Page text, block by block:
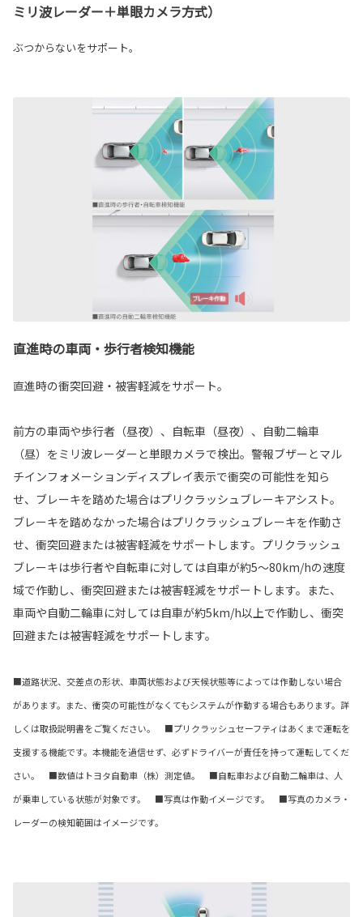
ミリ波レーダー＋単眼カメラ方式）
ぶつからないをサポート。
直進時の車両・歩行者検知機能
直進時の衝突回避・被害軽減をサポート。
前方の車両や歩行者（昼夜）、自転車（昼夜）、自動二輪車
（昼）をミリ波レーダーと単眼カメラで検出。警報ブザーとマル
チインフォメーションディスプレイ表示で衝突の可能性を知ら
せ、ブレーキを踏めた場合はプリクラッシュブレーキアシスト。
ブレーキを踏めなかった場合はプリクラッシュブレーキを作動さ
せ、衝突回避または被害軽減をサポートします。プリクラッシュ
ブレーキは歩行者や自転車に対しては自車が約5～80km/hの速度
域で作動し、衝突回避または被害軽減をサポートします。また、
車両や自動二輪車に対しては自車が約5km/h以上で作動し、衝突
回避または被害軽減をサポートします。
■道路状況、交差点の形状、車両状態および天候状態等によっては作動しない場合
があります。また、衝突の可能性がなくてもシステムが作動する場合もあります。詳
しくは取扱説明書をご覧ください。 ■プリクラッシュセーフティはあくまで運転を
支援する機能です。本機能を過信せず、必ずドライバーが責任を持って運転してくだ
さい。 ■数値はトヨタ自動車（株）測定値。 ■自転車および自動二輪車は、人
が乗車している状態が対象です。 ■写真は作動イメージです。 ■写真のカメラ・
レーダーの検知範囲はイメージです。